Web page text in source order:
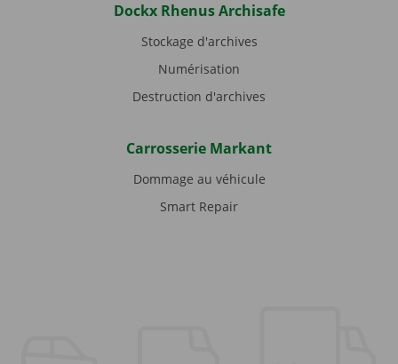
Dockx Rhenus Archisafe
Stockage d'archives
Numérisation
Destruction d'archives
Carrosserie Markant
Dommage au véhicule
Smart Repair